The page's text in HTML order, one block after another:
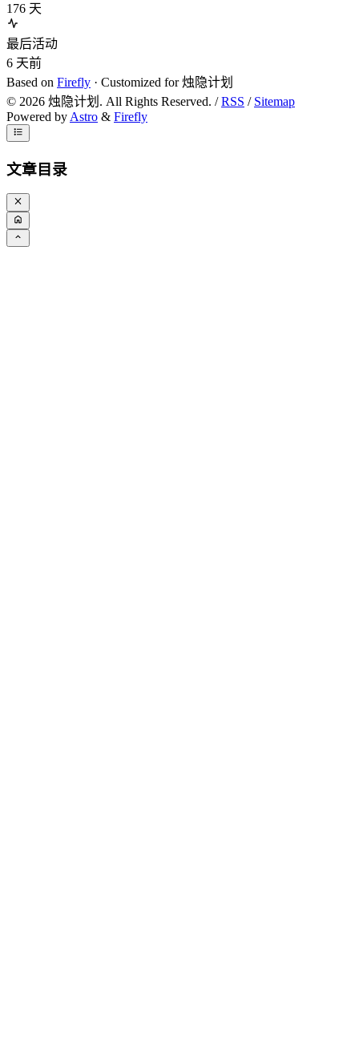
176 天
最后活动
6 天前
Based on Firefly · Customized for 烛隐计划
© 2026 烛隐计划. All Rights Reserved. /RSS / Sitemap
Powered by Astro & Firefly
文章目录